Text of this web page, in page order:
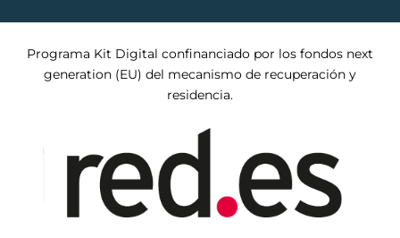
Programa Kit Digital confinanciado por los fondos next
generation (EU) del mecanismo de recuperación y
residencia.